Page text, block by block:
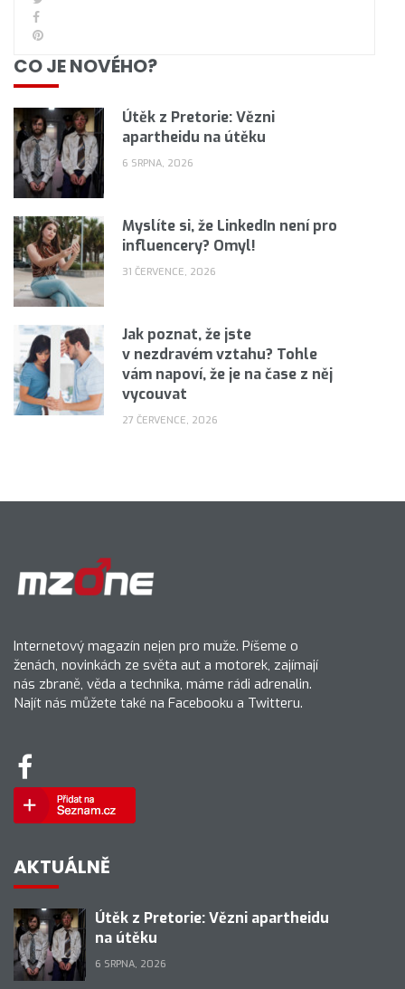
CO JE NOVÉHO?
Útěk z Pretorie: Vězni
apartheidu na útěku
6 SRPNA, 2026
Myslíte si, že LinkedIn není pro
influencery? Omyl!
31 ČERVENCE, 2026
Jak poznat, že jste
v nezdravém vztahu? Tohle
vám napoví, že je na čase z něj
vycouvat
27 ČERVENCE, 2026
Internetový magazín nejen pro muže. Píšeme o
ženách, novinkách ze světa aut a motorek, zajímají
nás zbraně, věda a technika, máme rádi adrenalin.
Najít nás můžete také na Facebooku a Twitteru.
AKTUÁLNĚ
Útěk z Pretorie: Vězni apartheidu
na útěku
6 SRPNA, 2026